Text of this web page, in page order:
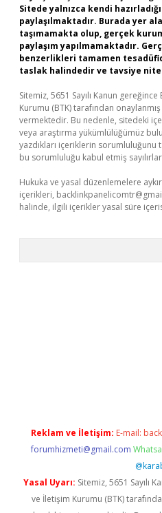
Sitede yalnızca kendi
paylaşılmaktadır. Burada yer
taşımamakta olup, gerçek
paylaşım yapılmamaktadır.
benzerlikleri tamamen
taslak halindedir ve tavsiye
Sitemiz, 5651 Sayılı Kanun
Kurumu (BTK) tarafından
vermektedir. Bu nedenle, sitedeki
veya araştırma yükümlülüğümüz
yazdıkları içeriklerin sorumluluğunu
bu sorumluluğu kabul etmiş
Hukuka ve yasal düzenlemelere
içerikleri,
halinde, ilgili içerikler yasal süre
Reklam ve İletişim: E-mail:
forumhizmeti@gmail.com
Yasal Uyarı: Sitemiz, 5651 Sayılı
ve İletişim Kurumu (BTK)